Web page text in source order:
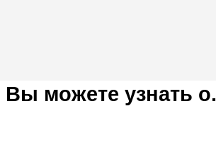
Вы можете узнать